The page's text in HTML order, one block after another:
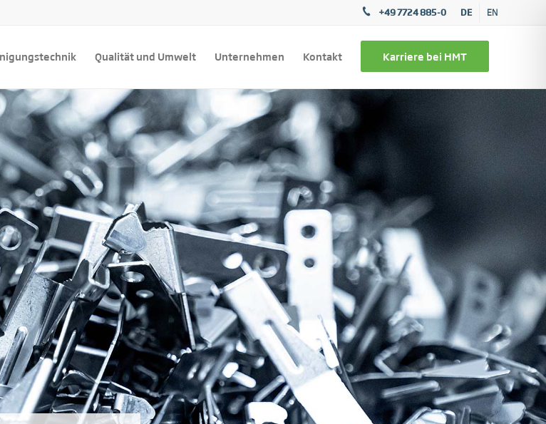
DE EN
+49 7724 885-0
Qualität und Umwelt Unternehmen Kontakt Karriere bei HMT